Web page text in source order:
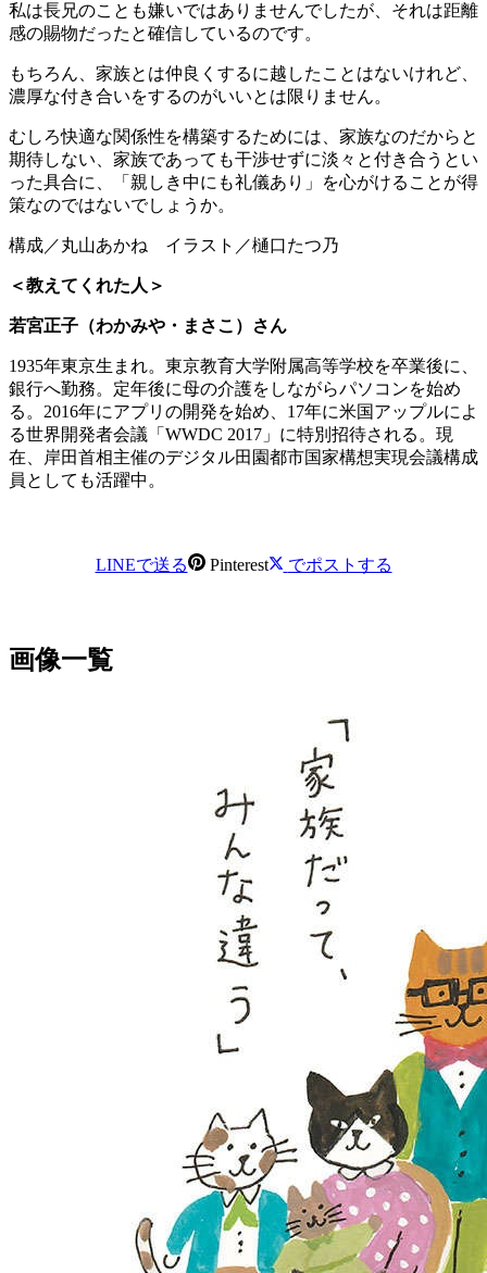
私は長兄のことも嫌いではありませんでしたが、それは距離
感の賜物だったと確信しているのです。
もちろん、家族とは仲良くするに越したことはないけれど、
濃厚な付き合いをするのがいいとは限りません。
むしろ快適な関係性を構築するためには、家族なのだからと
期待しない、家族であっても干渉せずに淡々と付き合うとい
った具合に、「親しき中にも礼儀あり」を心がけることが得
策なのではないでしょうか。
構成／丸山あかね イラスト／樋口たつ乃
＜教えてくれた人＞
若宮正子（わかみや・まさこ）さん
1935年東京生まれ。東京教育大学附属高等学校を卒業後に、
銀行へ勤務。定年後に母の介護をしながらパソコンを始め
る。2016年にアプリの開発を始め、17年に米国アップルによ
る世界開発者会議「WWDC 2017」に特別招待される。現
在、岸田首相主催のデジタル田園都市国家構想実現会議構成
員としても活躍中。
LINEで送る Pinterest でポストする
画像一覧